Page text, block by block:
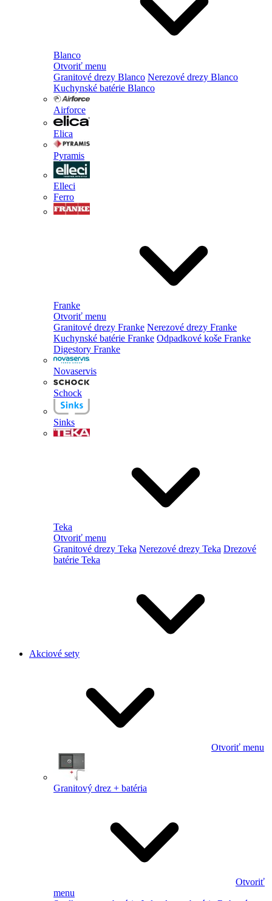
Blanco
Otvoriť menu
Granitové drezy Blanco Nerezové drezy Blanco
Kuchynské batérie Blanco
Airforce
Elica
Pyramis
Elleci
Ferro
Franke
Otvoriť menu
Granitové drezy Franke Nerezové drezy Franke
Kuchynské batérie Franke Odpadkové koše Franke
Digestory Franke
Novaservis
Schock
Sinks
Teka
Otvoriť menu
Granitové drezy Teka Nerezové drezy Teka Drezové
batérie Teka
Akciové sety
Otvoriť menu
Granitový drez + batéria
Otvoriť
menu